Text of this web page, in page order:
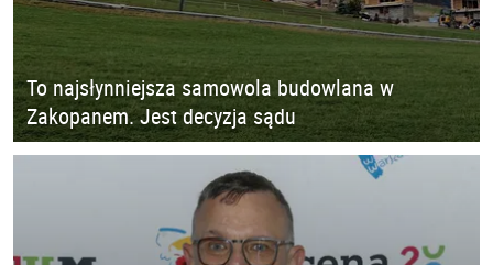
To najsłynniejsza samowola budowlana w
Zakopanem. Jest decyzja sądu